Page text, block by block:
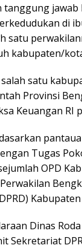
di
satu
kabupaten/
satu
Provinsi
Keuangan RI
Tugas
OPD
Dinas
Sekretariat